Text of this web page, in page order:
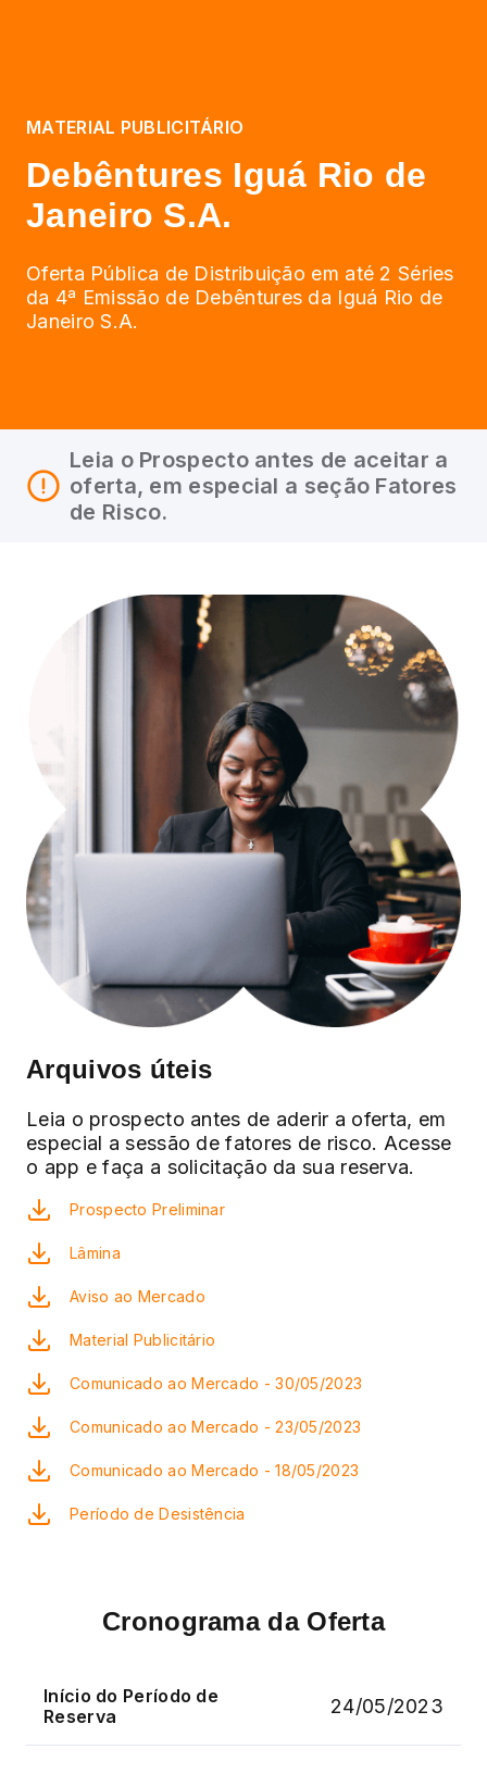
MATERIAL PUBLICITÁRIO
Debêntures Iguá Rio de
Janeiro S.A.
Oferta Pública de Distribuição em até 2 Séries
da 4ª Emissão de Debêntures da Iguá Rio de
Janeiro S.A.
Leia o Prospecto antes de aceitar a
oferta, em especial a seção Fatores
de Risco.
Arquivos úteis
Leia o prospecto antes de aderir a oferta, em
especial a sessão de fatores de risco. Acesse
o app e faça a solicitação da sua reserva.
Prospecto Preliminar
Lâmina
Aviso ao Mercado
Material Publicitário
Comunicado ao Mercado - 30/05/2023
Comunicado ao Mercado - 23/05/2023
Comunicado ao Mercado - 18/05/2023
Período de Desistência
Cronograma da Oferta
Início do Período de
Reserva
24/05/2023